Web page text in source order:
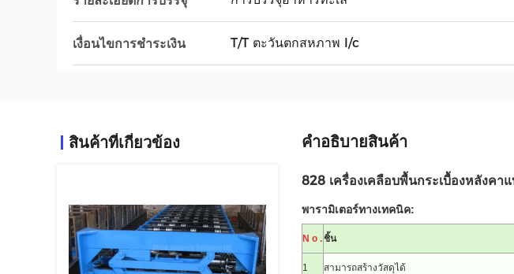
เงื่อนไขการชำระเงิน T/T ตะวันตกสหภาพ l/c
สินค้าที่เกี่ยวข้อง คําอธิบายสินค้า
828 เครื่องเคลือบพื้นกระเบื้องหลังคา
พารามิเตอร์ทางเทคนิค:
N o .ชิ้น
1 สามารถสร้างวัสดุได้